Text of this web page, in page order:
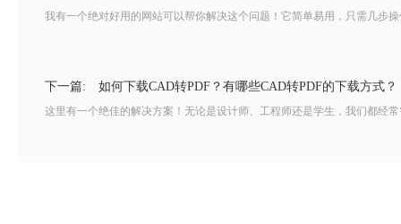
我有一个绝对好用的网站可以帮你解决这个问题！它简单易用，只需几步
下一篇: 如何下载CAD转PDF？有哪些CAD转PDF的下载方式？
这里有一个绝佳的解决方案！无论是设计师、工程师还是学生，我们都经